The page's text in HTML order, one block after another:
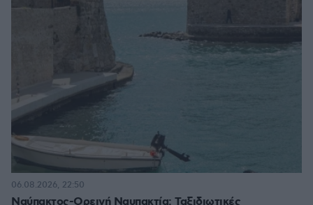
Ναύπακτος-Ορεινή Ναυπακτία: Ταξιδιωτικές
06.08.2026, 22:50